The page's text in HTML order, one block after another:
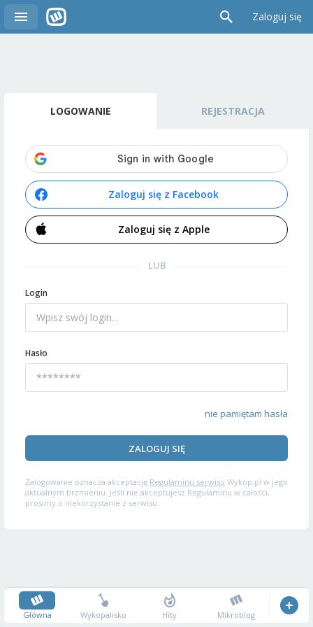
Zaloguj się
LOGOWANIE REJESTRACJA
Zaloguj się z Facebook
Zaloguj się z Apple
LUB
Login
Hasło
nie pamiętam hasła
ZALOGUJ SIĘ
Zalogowanie oznacza akceptację Regulaminu serwisu Wykop.pl w jego
aktualnym brzmieniu. Jeśli nie akceptujesz Regulaminu w całości,
prosimy o niekorzystanie z serwisu.
Główna Wykopalisko Hity Mikroblog